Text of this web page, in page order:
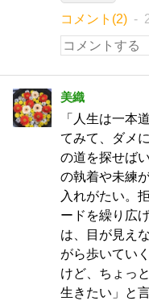
コメント(2)
美織
「人生は一本
てみて、ダメ
の道を探せば
の執着や未練
入れがたい。
ードを繰り広
は、目が見え
がら歩いてい
けど、ちょっ
生きたい」と